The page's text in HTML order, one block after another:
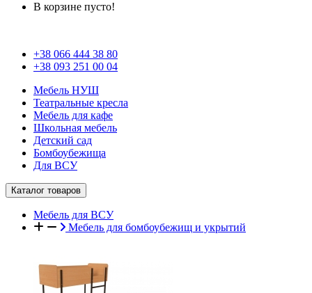
В корзине пусто!
+38 066 444 38 80
+38 093 251 00 04
Мебель НУШ
Театральные кресла
Мебель для кафе
Школьная мебель
Детский сад
Бомбоубежища
Для ВСУ
Каталог товаров
Мебель для ВСУ
Мебель для бомбоубежищ и укрытий